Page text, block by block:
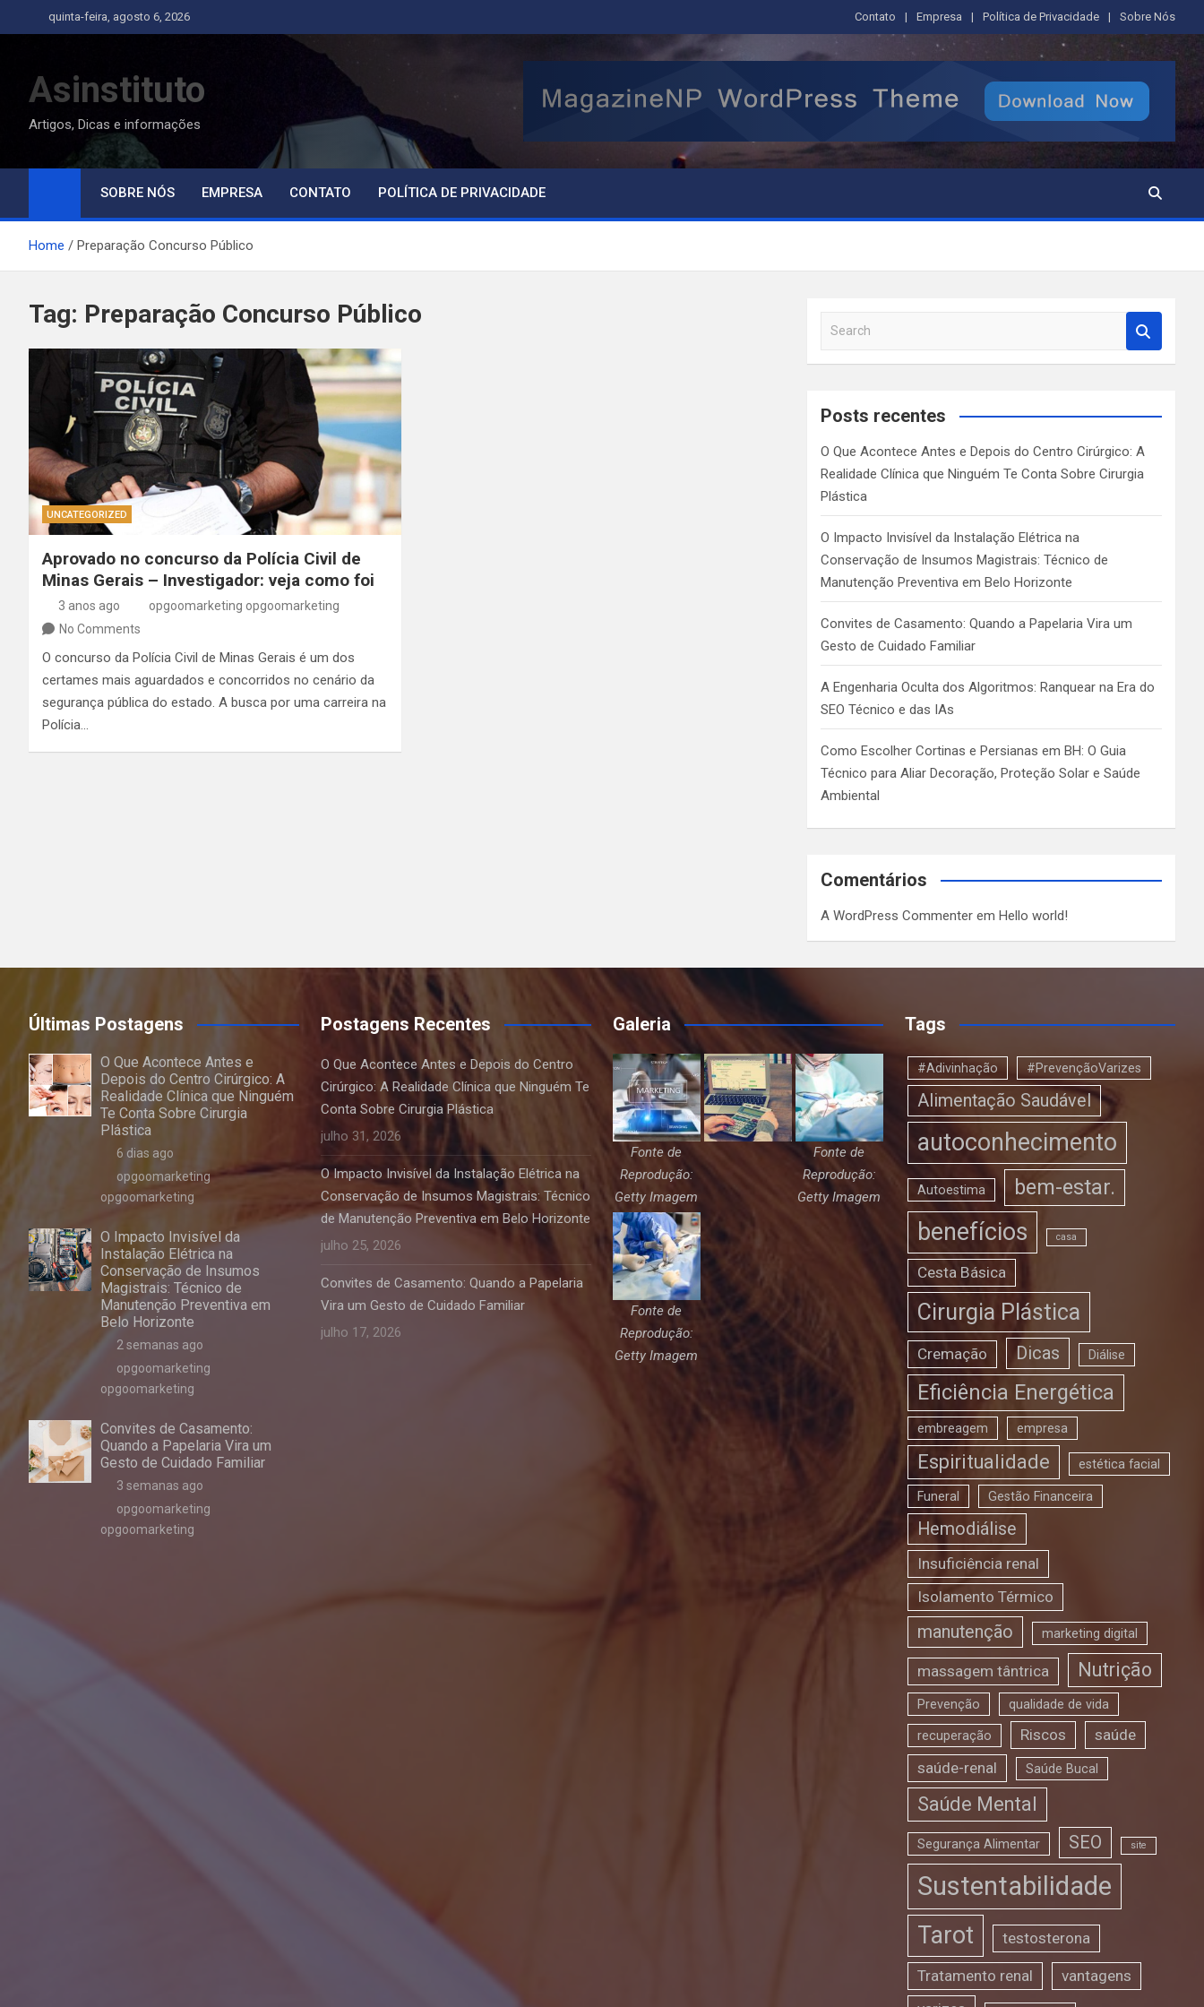
to
quinta-feira, agosto 6, 2026 Contato Empresa Política de Privacidade Sobre Nós
Asinstituto
Artigos, Dicas e informações
SOBRE NÓS EMPRESA CONTATO POLÍTICA DE PRIVACIDADE
Home Preparação Concurso Público
Tag: Preparação Concurso Público
UNCATEGORIZED
Aprovado no concurso da Polícia Civil de
Minas Gerais – Investigador: veja como foi
3 anos ago
opgoomarketing opgoomarketing
No Comments
O concurso da Polícia Civil de Minas Gerais é um dos
certames mais aguardados e concorridos no cenário da
segurança pública do estado. A busca por uma carreira na
Polícia…
a
c
Posts recentes
O Que Acontece Antes e Depois do Centro Cirúrgico: A
Realidade Clínica que Ninguém Te Conta Sobre Cirurgia
Plástica
O Impacto Invisível da Instalação Elétrica na
Conservação de Insumos Magistrais: Técnico de
Manutenção Preventiva em Belo Horizonte
Convites de Casamento: Quando a Papelaria Vira um
Gesto de Cuidado Familiar
A Engenharia Oculta dos Algoritmos: Ranquear na Era do
SEO Técnico e das IAs
Como Escolher Cortinas e Persianas em BH: O Guia
Técnico para Aliar Decoração, Proteção Solar e Saúde
Ambiental
Comentários
A WordPress Commenter emHello world!
Últimas Postagens
O Que Acontece Antes e
Depois do Centro Cirúrgico: A
Realidade Clínica que Ninguém
Te Conta Sobre Cirurgia
Plástica
6 dias ago
opgoomarketing
opgoomarketing
O Impacto Invisível da
Instalação Elétrica na
Conservação de Insumos
Magistrais: Técnico de
Manutenção Preventiva em
Belo Horizonte
2 semanas ago
opgoomarketing
opgoomarketing
Convites de Casamento:
Quando a Papelaria Vira um
Gesto de Cuidado Familiar
3 semanas ago
opgoomarketing
opgoomarketing
Postagens Recentes
O Que Acontece Antes e Depois do Centro
Cirúrgico: A Realidade Clínica que Ninguém Te
Conta Sobre Cirurgia Plástica
julho 31, 2026
O Impacto Invisível da Instalação Elétrica na
Conservação de Insumos Magistrais: Técnico
de Manutenção Preventiva em Belo Horizonte
julho 25, 2026
Convites de Casamento: Quando a Papelaria
Vira um Gesto de Cuidado Familiar
julho 17, 2026
Galeria
Fonte de
Reprodução:
Getty Imagem
Fonte de
Reprodução:
Getty Imagem
Fonte de
Reprodução:
Getty Imagem
Tags
#Adivinhação #PrevençãoVarizes
Alimentação Saudável
autoconhecimento
Autoestima bem-estar.
benefícios casa
Cesta Básica
Cirurgia Plástica
Cremação Dicas Diálise
Eficiência Energética
embreagem empresa
Espiritualidade estética facial
Funeral Gestão Financeira
Hemodiálise
Insuficiência renal
Isolamento Térmico
manutenção marketing digital
massagem tântrica Nutrição
Prevenção qualidade de vida
recuperação Riscos
saúde
saúde-renal
Saúde Bucal
Saúde Mental
Segurança Alimentar SEO site
Sustentabilidade
Tarot testosterona
Tratamento renal
vantagens